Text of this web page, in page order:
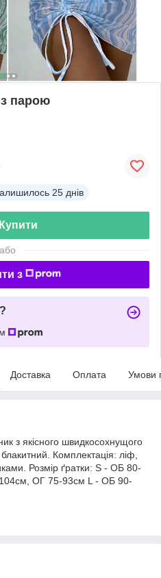
парою
25 днів
Купити
або
з
Доставка Оплата Умови
з якісного швидкосохнущого
Комплектація: ліф,
Розмір ґратки: S - ОБ 80-
ОГ 75-93см L - ОБ 90-